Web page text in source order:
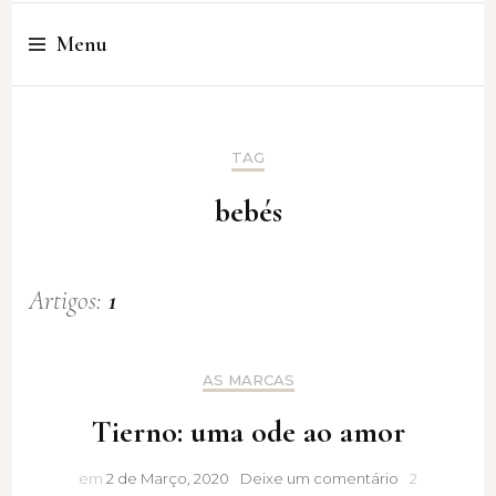
Cristina Amaro
Menu
TAG
bebés
Artigos:1
AS MARCAS
Tierno: uma ode ao amor
em 2 de Março, 2020 Deixe um comentário Tierno:
2